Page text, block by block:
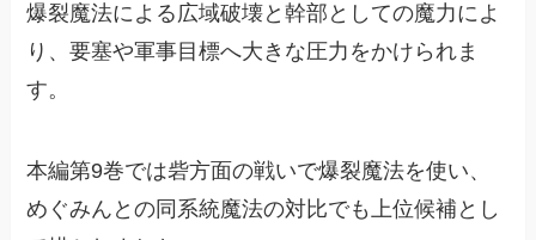
爆裂魔法による広域破壊と幹部としての魔力によ
り、要塞や軍事目標へ大きな圧力をかけられま
す。
本編第9巻では砦方面の戦いで爆裂魔法を使い、
めぐみんとの同系統魔法の対比でも上位候補とし